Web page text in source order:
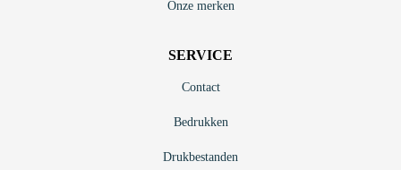
Onze merken
SERVICE
Contact
Bedrukken
Drukbestanden